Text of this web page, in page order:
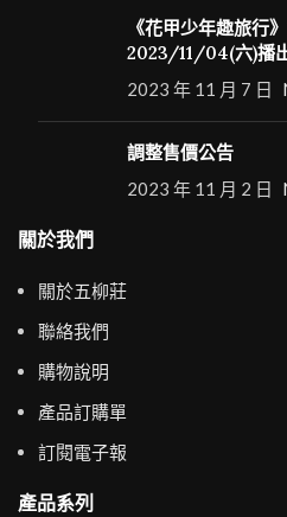
《花甲少年趣旅行
2023/11/04(六)播
2023 年 11 月 7 日
調整售價公告
2023 年 11 月 2 日
關於我們
關於五柳莊
聯絡我們
購物說明
產品訂購單
訂閱電子報
產品系列